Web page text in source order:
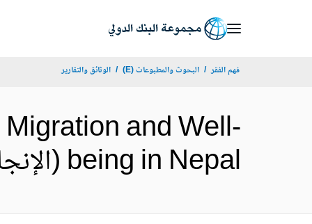
فهم الفقر البحوث والمطبوعات (E) الوثائق والتقارير
and Well-
being in Nepal (الإنجليزية)